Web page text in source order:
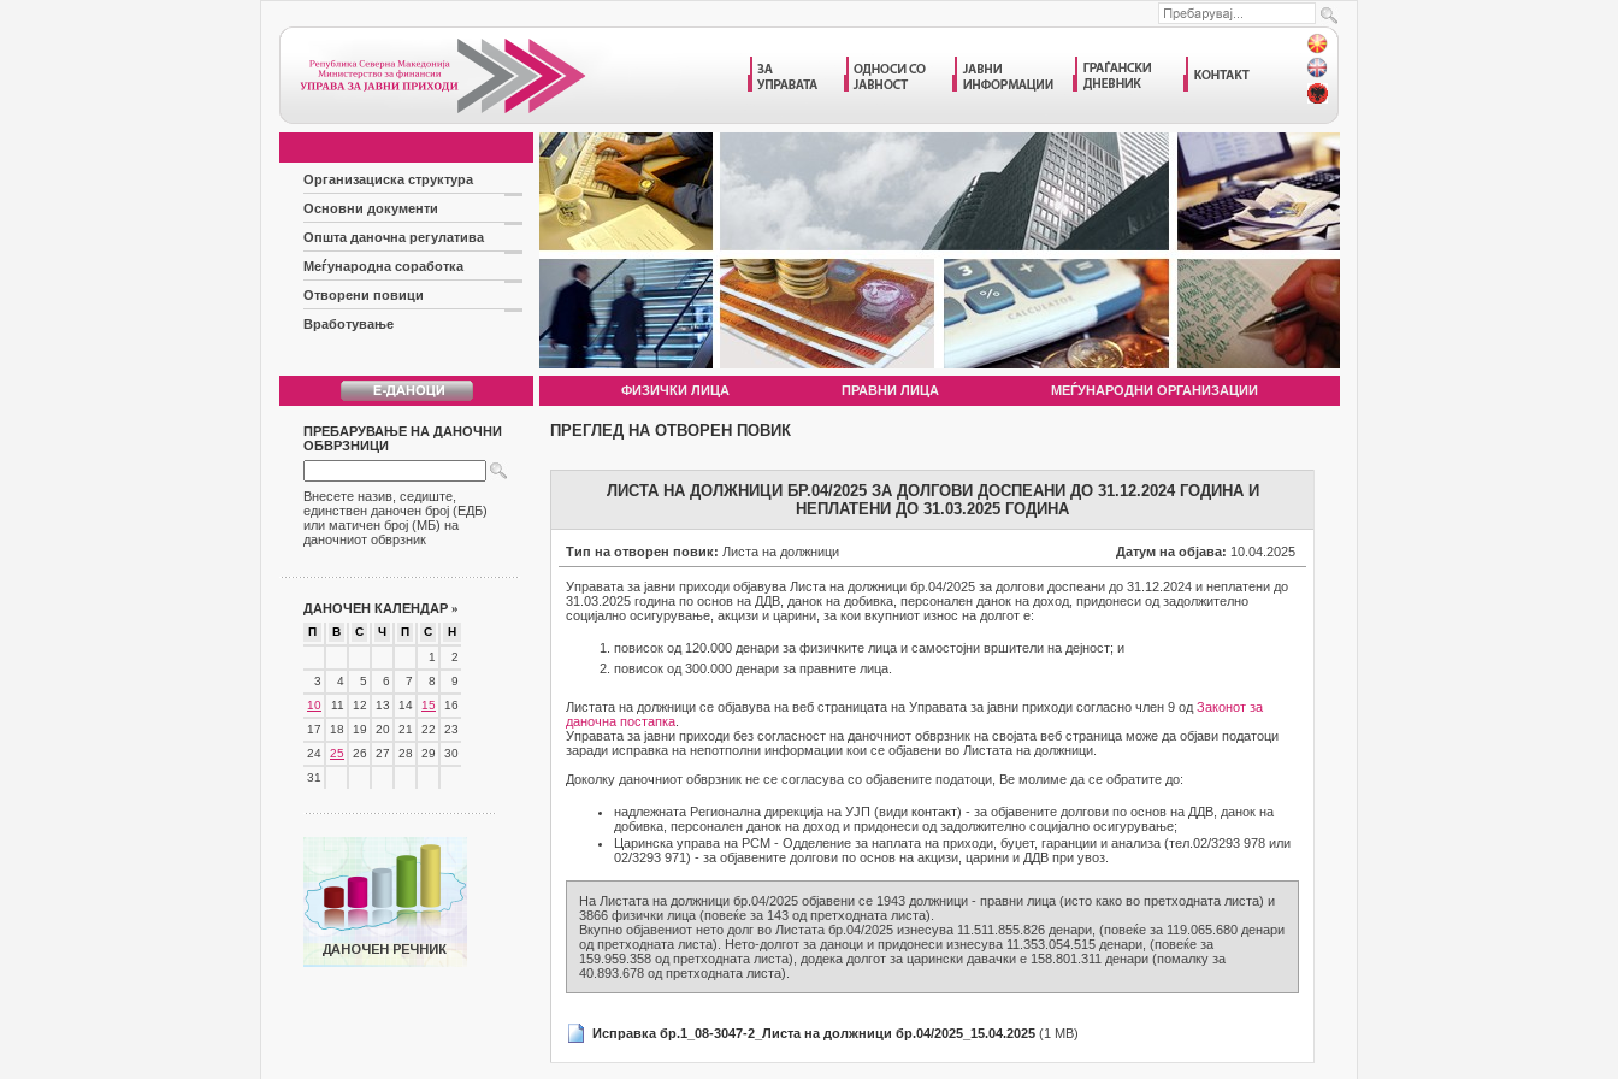
Организациска структура
Основни документи
Општа даночна регулатива
Меѓународна соработка
Отворени повици
Вработување
ФИЗИЧКИ ЛИЦА ПРАВНИ ЛИЦА МЕЃУНАРОДНИ ОРГАНИЗАЦИИ
ПРЕБАРУВАЊЕ НА ДАНОЧНИ
ОБВРЗНИЦИ
Внесете назив, седиште,
единствен даночен број (ЕДБ)
или матичен број (МБ) на
даночниот обврзник
ДАНОЧЕН КАЛЕНДАР »
П В С Ч П С
Н
1
2
3
4 5 6 7 8
9
10
11 12 13 14 15
16
17
18 19 20 21 22
23
24
25 26 27 28 29
30
31
ПРЕГЛЕД НА ОТВОРЕН ПОВИК
ЛИСТА НА ДОЛЖНИЦИ БР.04/2025 ЗА ДОЛГОВИ ДОСПЕАНИ ДО 31.12.2024 ГОДИНА И
НЕПЛАТЕНИ ДО 31.03.2025 ГОДИНА
Тип на отворен повик: Листа на должници Датум на објава: 10.04.2025
Управата за јавни приходи објавува Листа на должници бр.04/2025 за долгови доспеани до 31.12.2024 и неплатени до
31.03.2025 година по основ на ДДВ, данок на добивка, персонален данок на доход, придонеси од задолжително
социјално осигурување, акцизи и царини, за кои вкупниот износ на долгот е:
повисок од 120.000 денари за физичките лица и самостојни вршители на дејност; и
повисок од 300.000 денари за правните лица.
Листата на должници се објавува на веб страницата на Управата за јавни приходи согласно член 9 од Законот за
даночна постапка
Управата за јавни приходи без согласност на даночниот обврзник на својата веб страница може да објави податоци
заради исправка на непотполни информации кои се објавени во Листата на должници.
Доколку даночниот обврзник не се согласува со објавените податоци, Ве молиме да се обратите до:
надлежната Регионална дирекција на УЈП (види контакт) - за објавените долгови по основ на ДДВ, данок на
добивка, персонален данок на доход и придонеси од задолжително социјално осигурување;
Царинска управа на РСМ - Одделение за наплата на приходи, буџет, гаранции и анализа (тел.02/3293 978 или
02/3293 971) - за објавените долгови по основ на акцизи, царини и ДДВ при увоз.
На Листата на должници бр.04/2025 објавени се 1943 должници - правни лица (исто како во претходната листа) и
3866 физички лица (повеќе за 143 од претходната листа).
Вкупно објавениот нето долг во Листата бр.04/2025 изнесува 11.511.855.826 денари, (повеќе за 119.065.680 денари
од претходната листа). Нето-долгот за даноци и придонеси изнесува 11.353.054.515 денари, (повеќе за
159.959.358 од претходната листа), додека долгот за царински давачки е 158.801.311 денари (помалку за
40.893.678 од претходната листа).
Исправка бр.1_08-3047-2_Листа на должници бр.04/2025_15.04.2025 (1 MB)